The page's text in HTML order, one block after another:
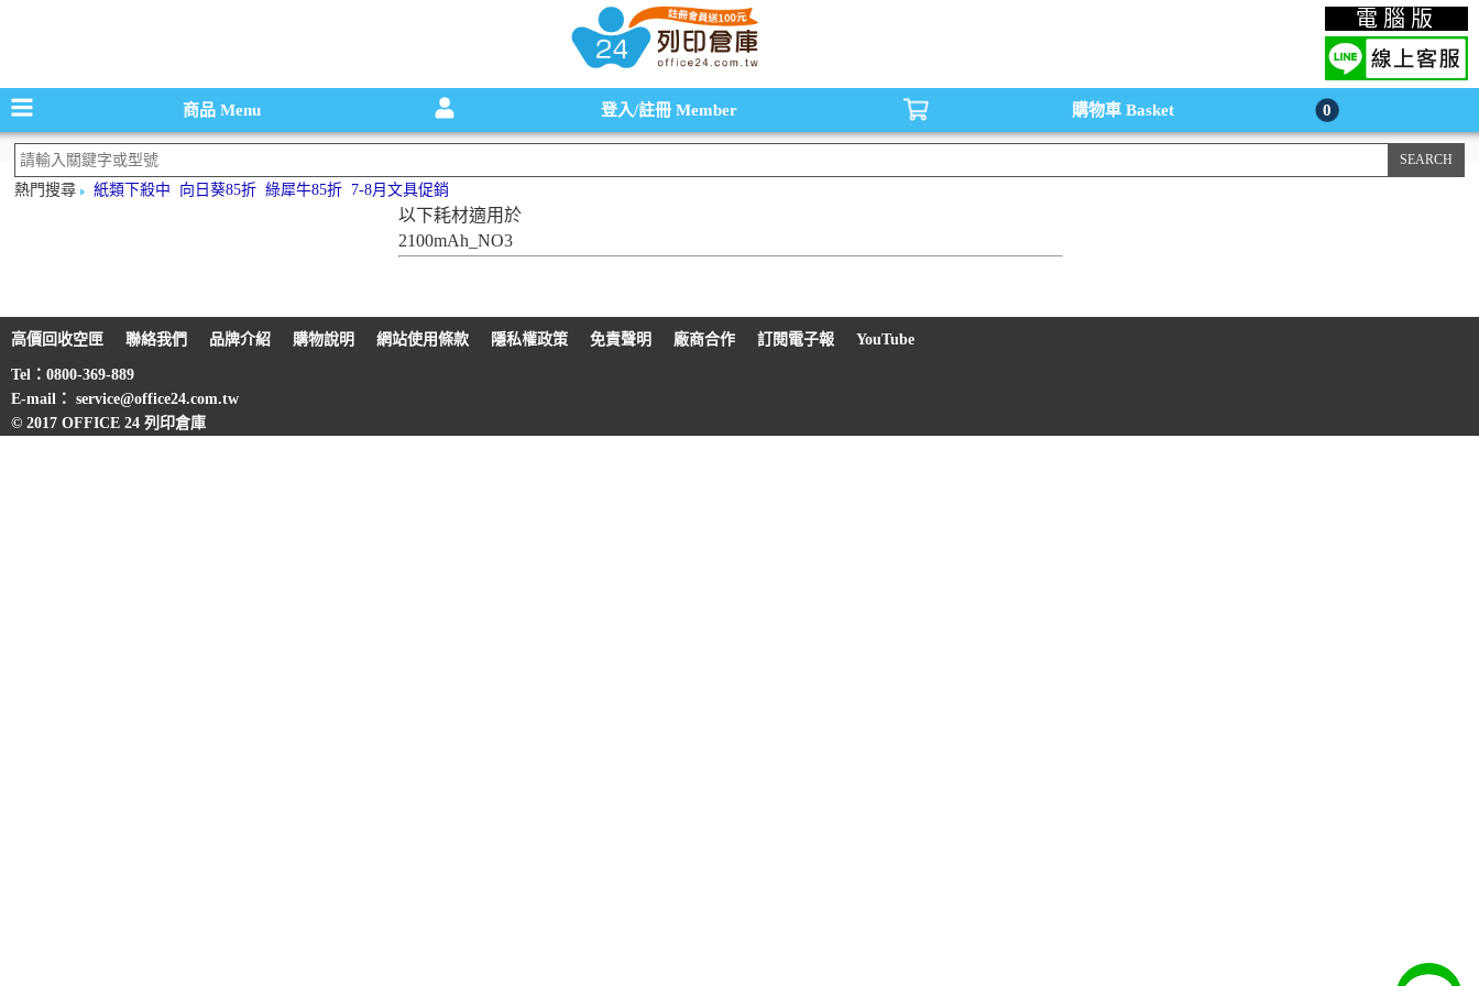
碳粉匣，墨水匣,原廠碳粉匣，副廠碳粉匣，環保碳粉匣,連續供墨印表機-office24列印倉庫線上購物手機版 電腦版
商品Menu 登入/註冊 Member 購物車 Basket 0
熱門搜尋 紙類下殺中 向日葵85折 綠犀牛85折 7-8月文具促銷
以下耗材適用於
2100mAh_NO3
高價回收空匣 聯絡我們 品牌介紹 購物說明 網站使用條款 隱私權政策 免責聲明 廠商合作 訂閱電子報 YouTube
Tel：0800-369-889
E-mail： service@office24.com.tw
© 2017 OFFICE 24 列印倉庫